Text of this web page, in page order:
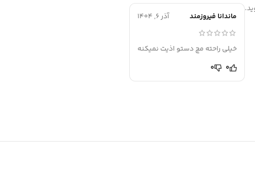
ماندانا فیروزمند آذر 6, 1404
خیلی راحته مچ دستو اذیت نمیکنه
0
0